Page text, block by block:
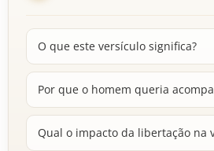
O que este versículo significa?
Por que o homem queria
Qual o impacto da libertação na